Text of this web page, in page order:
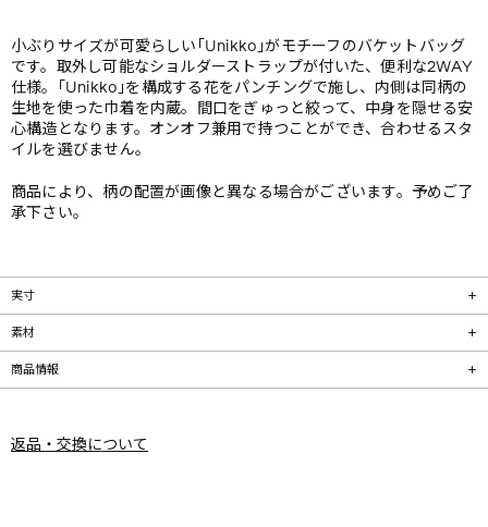
小ぶりサイズが可愛らしい｢Unikko｣がモチーフのバケットバッグ
です。取外し可能なショルダーストラップが付いた、便利な2WAY
仕様。｢Unikko｣を構成する花をパンチングで施し、内側は同柄の
生地を使った巾着を内蔵。間口をぎゅっと絞って、中身を隠せる安
心構造となります。オンオフ兼用で持つことができ、合わせるスタ
イルを選びません。
商品により、柄の配置が画像と異なる場合がございます。予めご了
承下さい。
実寸
素材
商品情報
返品・交換について